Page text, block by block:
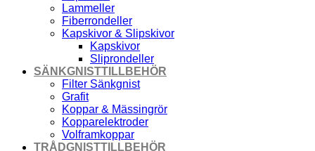
Lammeller
Fiberrondeller
Kapskivor & Slipskivor
Kapskivor
Sliprondeller
SÄNKGNISTTILLBEHÖR
Filter Sänkgnist
Grafit
Koppar & Mässingrör
Kopparelektroder
Volframkoppar
TRÅDGNISTTILLBEHÖR